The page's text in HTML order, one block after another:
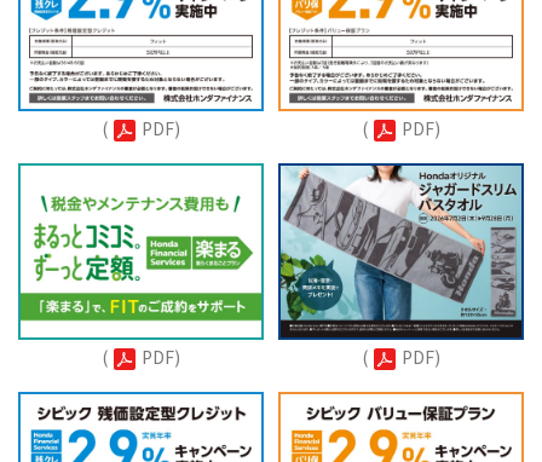
( PDF) ( PDF)
( PDF) ( PDF)